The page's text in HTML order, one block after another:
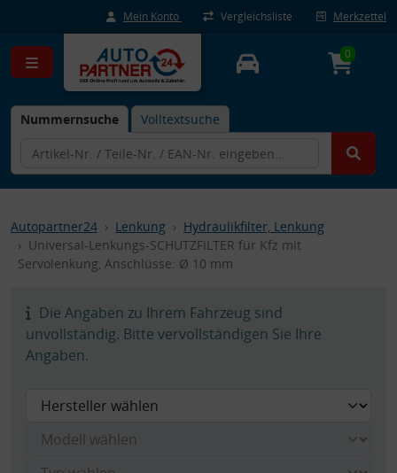
Mein Konto Vergleichsliste Merkzettel
Nummernsuche Volltextsuche
0
Autopartner24 Lenkung
Hydraulikfilter, Lenkung
Universal-Lenkungs-SCHUTZFILTER für Kfz mit
Servolenkung, Anschlüsse: Ø 10 mm
Die Angaben zu Ihrem Fahrzeug sind
unvollständig. Bitte vervollständigen Sie Ihre
Angaben.